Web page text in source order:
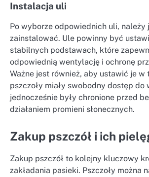
Instalacja uli
Po wyborze odpowiednich uli, należy
zainstalować. Ule powinny być
stabilnych podstawach, które
odpowiednią wentylację i ochronę
Ważne jest również, aby ustawić je w
pszczoły miały swobodny dostęp do
jednocześnie były chronione przed
działaniem promieni słonecznych.
Zakup pszczół i ich
Zakup pszczół to kolejny kluczowy
zakładania pasieki. Pszczoły można